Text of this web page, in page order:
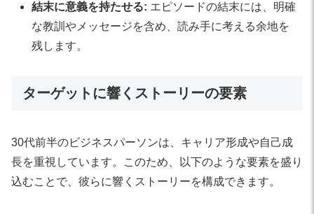
結末に意義を持たせる: エピソードの結末には、明確
な教訓やメッセージを含め、読み手に考える余地を
残します。
ターゲットに響くストーリーの要素
30代前半のビジネスパーソンは、キャリア形成や自己成
長を重視しています。このため、以下のような要素を盛り
込むことで、彼らに響くストーリーを構成できます。